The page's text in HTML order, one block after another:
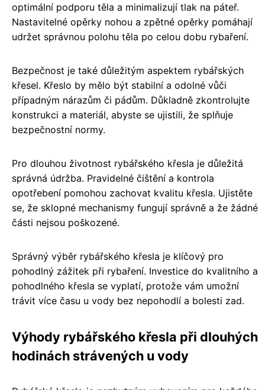
optimální podporu těla a minimalizují tlak na páteř.
Nastavitelné opěrky nohou a zpětné opěrky pomáhají
udržet správnou polohu těla po celou dobu rybaření.
Bezpečnost je také důležitým aspektem rybářských
křesel. Křeslo by mělo být stabilní a odolné vůči
případným nárazům či pádům. Důkladně zkontrolujte
konstrukci a materiál, abyste se ujistili, že splňuje
bezpečnostní normy.
Pro dlouhou životnost rybářského křesla je důležitá
správná údržba. Pravidelné čištění a kontrola
opotřebení pomohou zachovat kvalitu křesla. Ujistěte
se, že sklopné mechanismy fungují správně a že žádné
části nejsou poškozené.
Správný výběr rybářského křesla je klíčový pro
pohodlný zážitek při rybaření. Investice do kvalitního a
pohodlného křesla se vyplatí, protože vám umožní
trávit více času u vody bez nepohodlí a bolesti zad.
Výhody rybářského křesla při dlouhých
hodinách strávených u vody